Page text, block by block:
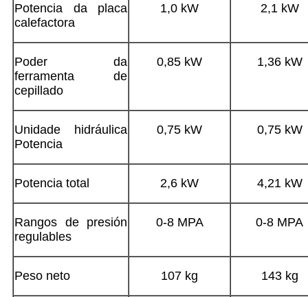
Potencia da placa
calefactora
1,0 kW 2,1 kW
Poder da
ferramenta de
cepillado
0,85 kW 1,36 kW
Unidade hidráulica
Potencia
0,75 kW 0,75 kW
Potencia total 2,6 kW 4,21 kW
Rangos de presión
regulables
0-8 MPA 0-8 MPA
Peso neto 107 kg 143 kg